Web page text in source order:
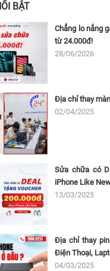
BẬT
Chẳng lo nắng
từ 24.000đ!
28/06/2026
Địa chỉ thay
02/04/2025
Sửa chữa có
iPhone Like
13/03/2025
Địa chỉ thay
Điện Thoại,
04/03/2025